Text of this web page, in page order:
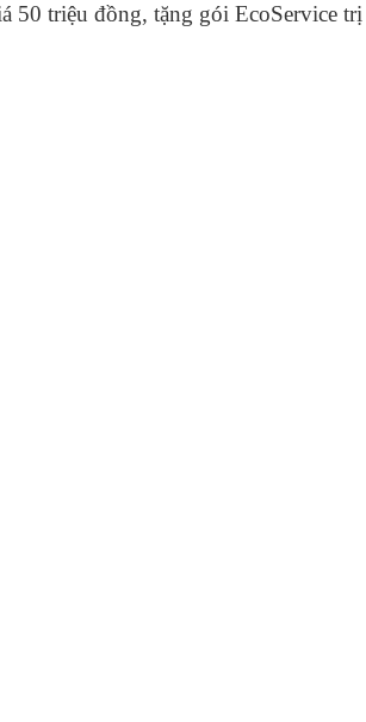
50 triệu đồng, tặng gói EcoService